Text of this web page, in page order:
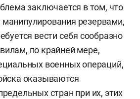
заключается в том, что
резервами,
вести себя сообразно
по крайней мере,
военных операций,
оказываются
стран при их, этих